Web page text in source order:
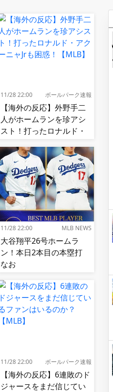
11/28 22:00 ボールパーク速報
【海外の反応】外野手二
人がホームランを珍アシ
スト！打ったロナルド・
【MLB】
11/28 22:00 MLB NEWS
大谷翔平26号ホームラ
ン！本日2本目の本塁打
なお
11/28 22:00 ボールパーク速報
【海外の反応】6連敗のド
ジャースをまだ信じてい